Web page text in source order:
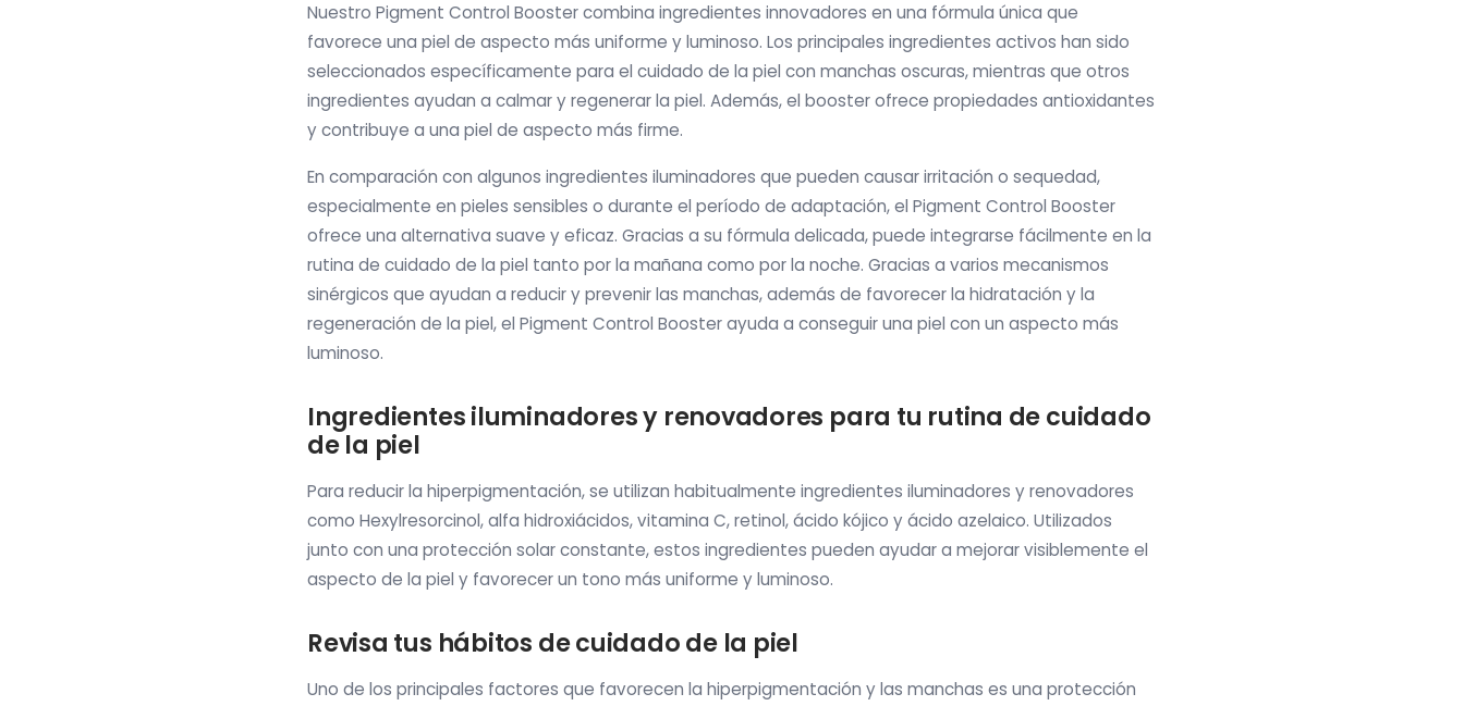
Nuestro Pigment Control Booster combina ingredientes innovadores en una fórmula única que
favorece una piel de aspecto más uniforme y luminoso. Los principales ingredientes activos han sido
seleccionados específicamente para el cuidado de la piel con manchas oscuras, mientras que otros
ingredientes ayudan a calmar y regenerar la piel. Además, el booster ofrece propiedades antioxidantes
y contribuye a una piel de aspecto más firme.
En comparación con algunos ingredientes iluminadores que pueden causar irritación o sequedad,
especialmente en pieles sensibles o durante el período de adaptación, el Pigment Control Booster
ofrece una alternativa suave y eficaz. Gracias a su fórmula delicada, puede integrarse fácilmente en la
rutina de cuidado de la piel tanto por la mañana como por la noche. Gracias a varios mecanismos
sinérgicos que ayudan a reducir y prevenir las manchas, además de favorecer la hidratación y la
regeneración de la piel, el Pigment Control Booster ayuda a conseguir una piel con un aspecto más
luminoso.
Ingredientes iluminadores y renovadores para tu rutina de cuidado
de la piel
Para reducir la hiperpigmentación, se utilizan habitualmente ingredientes iluminadores y renovadores
como Hexylresorcinol, alfa hidroxiácidos, vitamina C, retinol, ácido kójico y ácido azelaico. Utilizados
junto con una protección solar constante, estos ingredientes pueden ayudar a mejorar visiblemente el
aspecto de la piel y favorecer un tono más uniforme y luminoso.
Revisa tus hábitos de cuidado de la piel
Uno de los principales factores que favorecen la hiperpigmentación y las manchas es una protección